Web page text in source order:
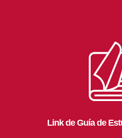
Link de Guía de